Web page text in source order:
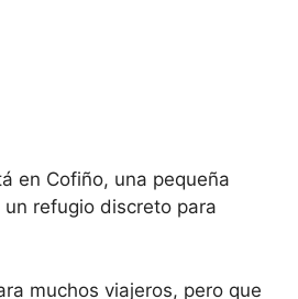
en Cofiño, una pequeña
refugio discreto para
muchos viajeros, pero que